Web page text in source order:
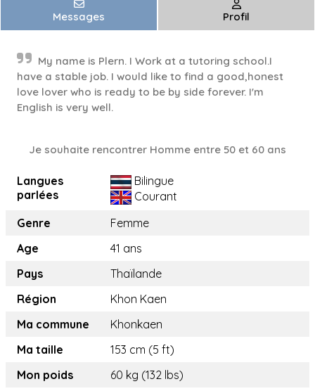
Messages Profil
My name is Plern. I Work at a tutoring school.I
have a stable job. I would like to find a good,honest
love lover who is ready to be by side forever. I'm
English is very well.
Je souhaite rencontrer Homme entre 50 et 60 ans
Langues
parlées
Bilingue
Courant
Genre
Femme
Age
41 ans
Pays
Thaïlande
Région
Khon Kaen
Ma commune
Khonkaen
Ma taille
153 cm (5 ft)
Mon poids
60 kg (132 lbs)